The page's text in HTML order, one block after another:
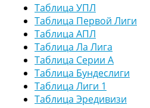
Таблица УПЛ
Таблица Первой Лиги
Таблица АПЛ
Таблица Ла Лига
Таблица Серии А
Таблица Бундеслиги
Таблица Лиги 1
Таблица Эредивизи